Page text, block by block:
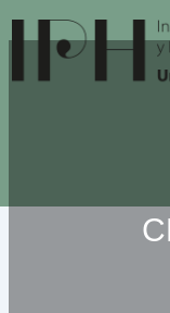
al
contenido